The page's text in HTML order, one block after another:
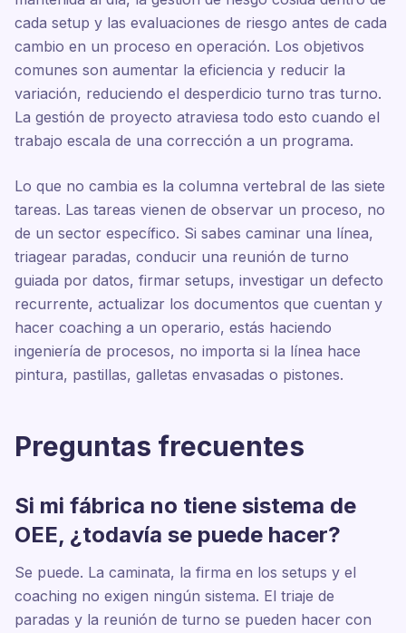
cada setup y las evaluaciones de riesgo antes de cada
cambio en un proceso en operación. Los objetivos
comunes son aumentar la eficiencia y reducir la
variación, reduciendo el desperdicio turno tras turno.
La gestión de proyecto atraviesa todo esto cuando el
trabajo escala de una corrección a un programa.
Lo que no cambia es la columna vertebral de las siete
tareas. Las tareas vienen de observar un proceso, no
de un sector específico. Si sabes caminar una línea,
triagear paradas, conducir una reunión de turno
guiada por datos, firmar setups, investigar un defecto
recurrente, actualizar los documentos que cuentan y
hacer coaching a un operario, estás haciendo
ingeniería de procesos, no importa si la línea hace
pintura, pastillas, galletas envasadas o pistones.
Preguntas frecuentes
Si mi fábrica no tiene sistema de
OEE, ¿todavía se puede hacer?
Se puede. La caminata, la firma en los setups y el
coaching no exigen ningún sistema. El triaje de
paradas y la reunión de turno se pueden hacer con